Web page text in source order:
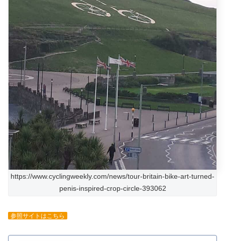
https://www.cyclingweekly.com/news/tour-britain-bike-art-turned-
penis-inspired-crop-circle-393062
参照サイトはこちら